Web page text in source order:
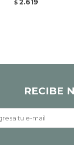
$ 2.619
RECIBE